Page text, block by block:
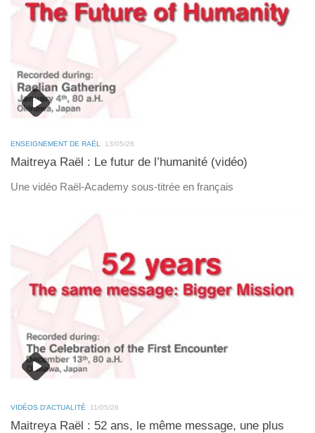
ENSEIGNEMENT DE RAËL 13/05/26
Maitreya Raël : Le futur de l’humanité (vidéo)
Une vidéo Raël-Academy sous-titrée en français
VIDÉOS D'ACTUALITÉ 11/05/26
Maitreya Raël : 52 ans, le même message, une plus